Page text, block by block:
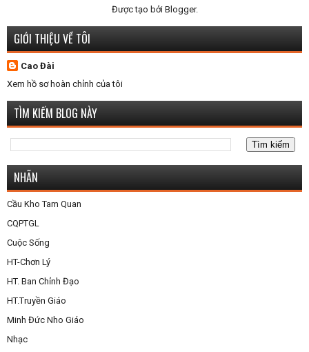
Được tạo bởi Blogger.
GIỚI THIỆU VỀ TÔI
Cao Đài
Xem hồ sơ hoàn chỉnh của tôi
TÌM KIẾM BLOG NÀY
NHÃN
Cầu Kho Tam Quan
CQPTGL
Cuộc Sống
HT-Chơn Lý
HT. Ban Chỉnh Đạo
HT.Truyền Giáo
Minh Đức Nho Giáo
Nhạc